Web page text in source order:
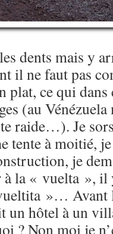
dents mais y
il ne faut pas
ce qui dans
(au Vénézuela
raide…). Je
tente à moitié,
je
à la « vuelta »,
»… Avant
un hôtel à un
? Non moi je